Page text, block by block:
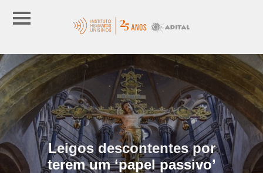
Leigos descontentes por
terem um ‘papel passivo’